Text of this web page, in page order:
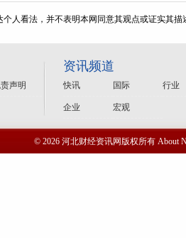
个人看法，并不表明本网同意其观点或证实其描
声明
资讯频道
快讯 国际 行业
企业 宏观
© 2026 河北财经资讯网版权所有 About